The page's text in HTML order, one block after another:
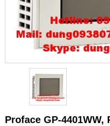
Proface GP-4401WW,